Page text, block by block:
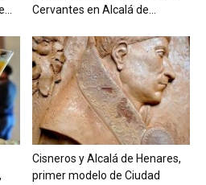
Cervantes en Alcalá de...
Cisneros y Alcalá de Henares,
primer modelo de Ciudad